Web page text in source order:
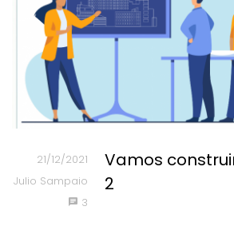
21/12/2021
Julio Sampaio
3
Vamos
2